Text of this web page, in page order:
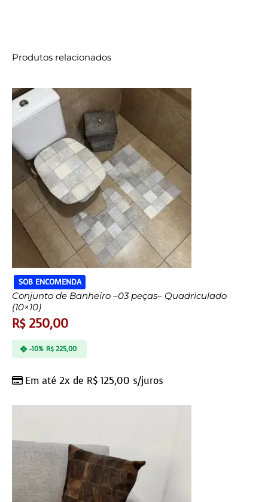
Produtos relacionados
SOB ENCOMENDA
Conjunto de Banheiro –03 peças– Quadriculado
(10×10)
R$250,00
Em até 2x de R$ 125,00 s/juros
-10% R$225,00